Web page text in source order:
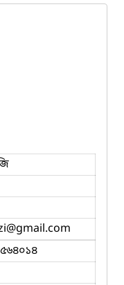
@gmail.com